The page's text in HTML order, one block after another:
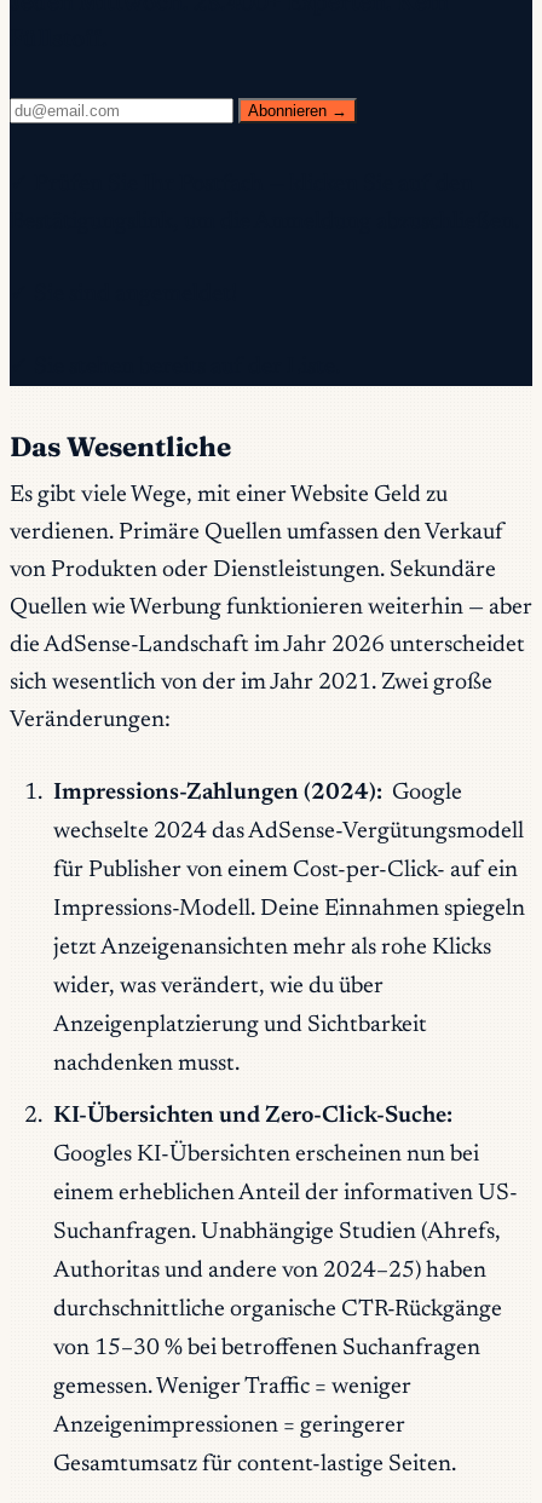
Abonnieren →
Das Wesentliche
Es gibt viele Wege, mit einer Website Geld zu
verdienen. Primäre Quellen umfassen den Verkauf
von Produkten oder Dienstleistungen. Sekundäre
Quellen wie Werbung funktionieren weiterhin — aber
die AdSense-Landschaft im Jahr 2026 unterscheidet
sich wesentlich von der im Jahr 2021. Zwei große
Veränderungen:
Impressions-Zahlungen (2024): Google
wechselte 2024 das AdSense-Vergütungsmodell
für Publisher von einem Cost-per-Click- auf ein
Impressions-Modell. Deine Einnahmen spiegeln
jetzt Anzeigenansichten mehr als rohe Klicks
wider, was verändert, wie du über
Anzeigenplatzierung und Sichtbarkeit
nachdenken musst.
KI-Übersichten und Zero-Click-Suche:
Googles KI-Übersichten erscheinen nun bei
einem erheblichen Anteil der informativen US-
Suchanfragen. Unabhängige Studien (Ahrefs,
Authoritas und andere von 2024–25) haben
durchschnittliche organische CTR-Rückgänge
von 15–30 % bei betroffenen Suchanfragen
gemessen. Weniger Traffic = weniger
Anzeigenimpressionen = geringerer
Gesamtumsatz für content-lastige Seiten.